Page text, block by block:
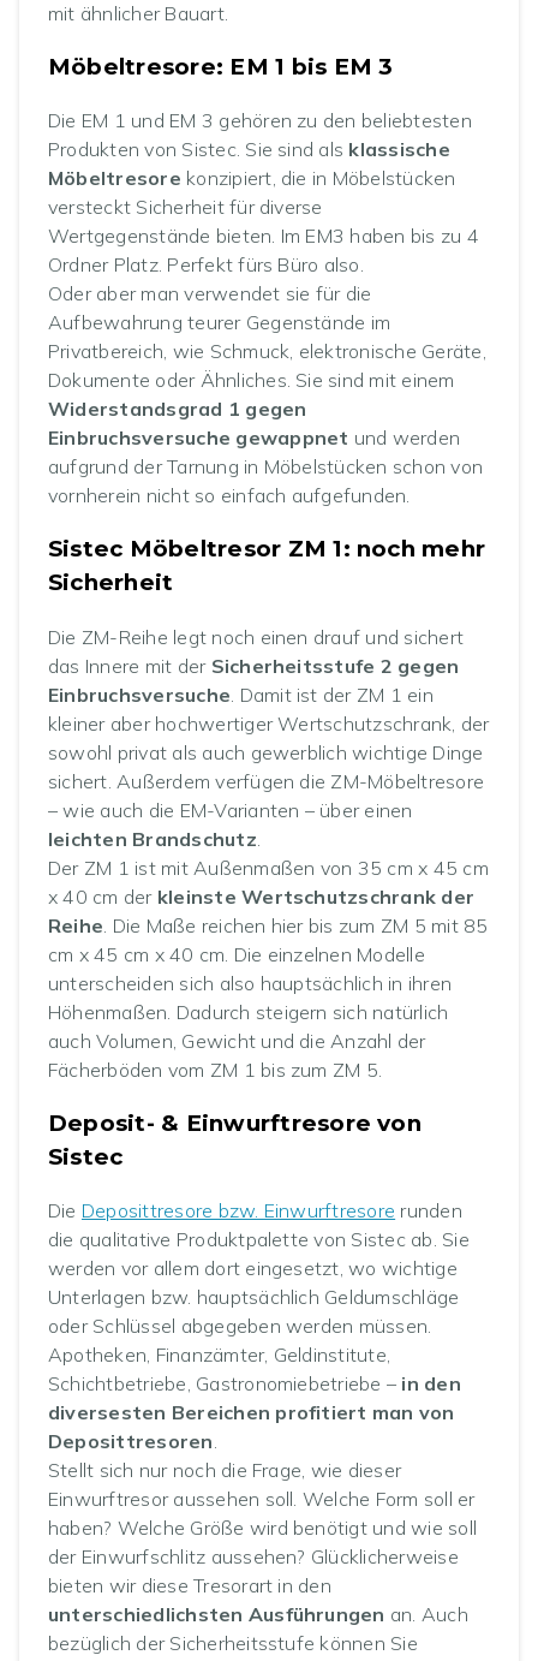
mit ähnlicher Bauart.
Möbeltresore: EM 1 bis EM 3
Die EM 1 und EM 3 gehören zu den beliebtesten
Produkten von Sistec. Sie sind als klassische
Möbeltresore konzipiert, die in Möbelstücken
versteckt Sicherheit für diverse
Wertgegenstände bieten. Im EM3 haben bis zu 4
Ordner Platz. Perfekt fürs Büro also.
Oder aber man verwendet sie für die
Aufbewahrung teurer Gegenstände im
Privatbereich, wie Schmuck, elektronische Geräte,
Dokumente oder Ähnliches. Sie sind mit einem
Widerstandsgrad 1 gegen
Einbruchsversuche gewappnet und werden
aufgrund der Tarnung in Möbelstücken schon von
vornherein nicht so einfach aufgefunden.
Sistec Möbeltresor ZM 1: noch mehr
Sicherheit
Die ZM-Reihe legt noch einen drauf und sichert
das Innere mit der Sicherheitsstufe 2 gegen
Einbruchsversuche . Damit ist der ZM 1 ein
kleiner aber hochwertiger Wertschutzschrank, der
sowohl privat als auch gewerblich wichtige Dinge
sichert. Außerdem verfügen die ZM-Möbeltresore
– wie auch die EM-Varianten – über einen
leichten Brandschutz
Der ZM 1 ist mit Außenmaßen von 35 cm x 45 cm
x 40 cm der kleinste Wertschutzschrank der
Reihe . Die Maße reichen hier bis zum ZM 5 mit 85
cm x 45 cm x 40 cm. Die einzelnen Modelle
unterscheiden sich also hauptsächlich in ihren
Höhenmaßen. Dadurch steigern sich natürlich
auch Volumen, Gewicht und die Anzahl der
Fächerböden vom ZM 1 bis zum ZM 5.
Deposit- & Einwurftresore von
Sistec
Die Deposittresore bzw. Einwurftresore runden
die qualitative Produktpalette von Sistec ab. Sie
werden vor allem dort eingesetzt, wo wichtige
Unterlagen bzw. hauptsächlich Geldumschläge
oder Schlüssel abgegeben werden müssen.
Apotheken, Finanzämter, Geldinstitute,
Schichtbetriebe, Gastronomiebetriebe – in den
diversesten Bereichen profitiert man von
Deposittresoren.
Stellt sich nur noch die Frage, wie dieser
Einwurftresor aussehen soll. Welche Form soll er
haben? Welche Größe wird benötigt und wie soll
der Einwurfschlitz aussehen? Glücklicherweise
bieten wir diese Tresorart in den
unterschiedlichsten Ausführungen an. Auch
bezüglich der Sicherheitsstufe können Sie